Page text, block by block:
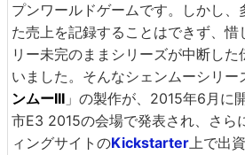
プンワールドゲームです。しかし、
た売上を記録することはできず、惜
リー未完のままシリーズが中断した
いました。そんなシェンムーシリー
ンムーIII 」の製作が、2015年6月に
市E3 2015の会場で発表され、さら
ィングサイトのKickstarter上で出